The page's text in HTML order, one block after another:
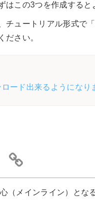
この3つを作成すると
チュートリアル形式で
ださい。
ード出来るようになり
（メインライン）とな